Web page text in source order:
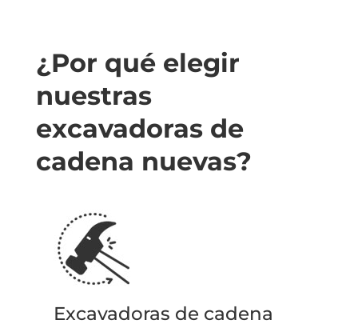
¿Por qué elegir
nuestras
excavadoras de
cadena nuevas?
Excavadoras de cadena